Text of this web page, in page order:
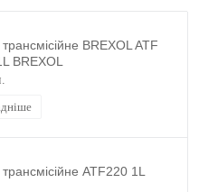
BREXOL ATF
BREXOL
ATF220 1L